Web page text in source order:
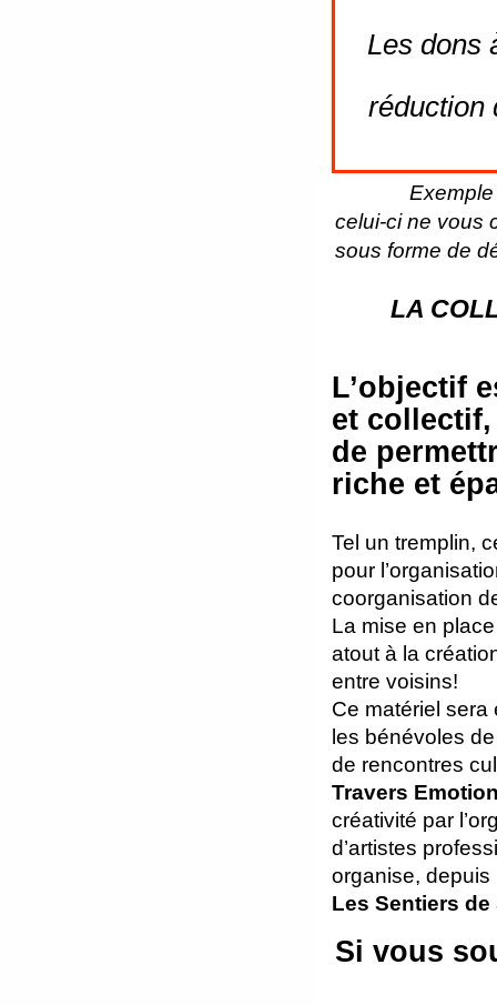
Les dons
réduction
celui-ci ne vous
sous forme de
LA
L’objectif
et collectif,
de
riche et
Tel un tremplin,
pour
coorganisation
La mise en
atout à la
entre voisins!
Ce matériel
les bénévoles
de rencontres
Travers
créativité par
d’artistes
organise, depuis
Les Sentiers de
Si vous